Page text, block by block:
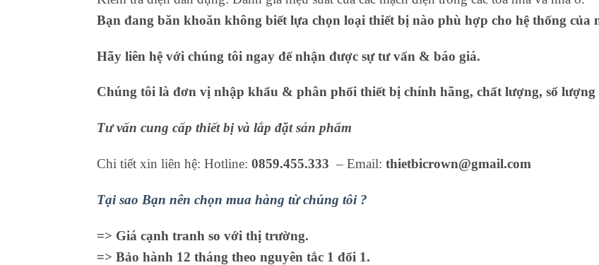
Bạn đang băn khoăn không biết lựa chọn loại thiết bị nào phù hợp cho hệ thống của
Hãy liên hệ với chúng tôi ngay để nhận được sự tư vấn & báo giá.
Chúng tôi là đơn vị nhập khẩu & phân phối thiết bị chính hãng, chất lượng, số lượng
Tư vấn cung cấp thiết bị và lắp đặt sản phẩm
Chi tiết xin liên hệ: Hotline: 0859.455.333 – Email: thietbicrown@gmail.com
Tại sao Bạn nên chọn mua hàng từ chúng tôi ?
=> Giá cạnh tranh so với thị trường.
=> Bảo hành 12 tháng theo nguyên tắc 1 đổi 1.